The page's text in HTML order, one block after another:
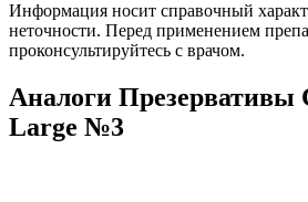
Информация носит справочный
неточности. Перед применением
проконсультируйтесь с врачом.
Аналоги Презервативы
Large №3